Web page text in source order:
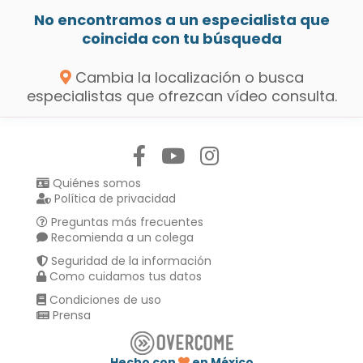
No encontramos a un especialista que
coincida con tu búsqueda
Cambia la localización o busca
especialistas que ofrezcan vídeo consulta.
Quiénes somos
Política de privacidad
Preguntas más frecuentes
Recomienda a un colega
Seguridad de la información
Como cuidamos tus datos
Condiciones de uso
Prensa